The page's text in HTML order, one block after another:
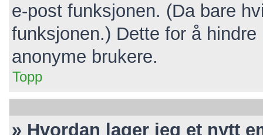
e-post funksjonen. (Da bare
funksjonen.) Dette for å
anonyme brukere.
Topp
» Hvordan lager jeg et nytt